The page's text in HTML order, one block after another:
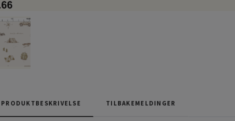
PRODUKTBESKRIVELSE TILBAKEMELDINGER